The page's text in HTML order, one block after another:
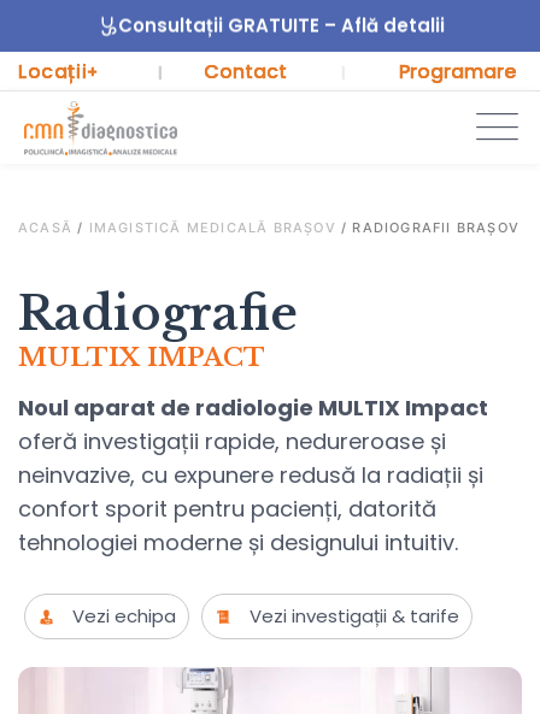
Consultații GRATUITE – Află detalii
Locații+ | Contact Programare
ACASĂ / IMAGISTICĂ MEDICALĂ BRAȘOV / RADIOGRAFII BRAȘOV
Radiografie
MULTIX IMPACT
Noul aparat de radiologie MULTIX Impact
oferă investigații rapide, nedureroase și
neinvazive, cu expunere redusă la radiații și
confort sporit pentru pacienți, datorită
tehnologiei moderne și designului intuitiv.
Vezi echipa Vezi investigații & tarife